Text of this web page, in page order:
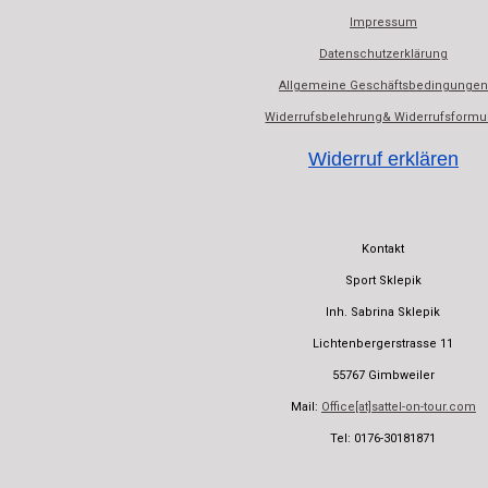
Impressum
Datenschutzerklärung
Allgemeine Geschäftsbedingungen
Widerrufsbelehrung&
Widerruf erklären
Kontakt
Sport Sklepik
Inh. Sabrina Sklepik
Lichtenbergerstrasse 11
55767 Gimbweiler
Mail: Office[at]sattel-on-tour.com
Tel: 0176-30181871